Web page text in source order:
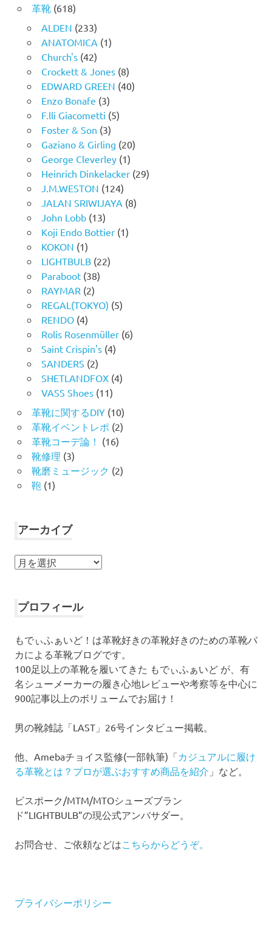
革靴(618)
ALDEN (233)
ANATOMICA (1)
Church's(42)
Crockett & Jones(8)
EDWARD GREEN (40)
Enzo Bonafe (3)
F.lli Giacometti (5)
Foster & Son (3)
Gaziano & Girling (20)
George Cleverley(1)
Heinrich Dinkelacker(29)
J.M.WESTON (124)
JALAN SRIWIJAYA (8)
John Lobb(13)
Koji Endo Bottier(1)
KOKON (1)
LIGHTBULB(22)
Paraboot(38)
RAYMAR (2)
REGAL(TOKYO) (5)
RENDO(4)
Rolis Rosenmüller(6)
Saint Crispin's(4)
SANDERS (2)
SHETLANDFOX(4)
VASS Shoes(11)
革靴に関するDIY(10)
革靴イベントレポ (2)
革靴コーデ論！ (16)
靴修理 (3)
靴磨ミュージック (2)
鞄 (1)
アーカイブ
ア
イ
プロフィール
もでぃふぁいど！は革靴好きの革靴好きのための革靴バ
カによる革靴ブログです。
100足以上の革靴を履いてきた もでぃふぁいど が、有
名シューメーカーの履き心地レビューや考察等を中心に
900記事以上のボリュームでお届け！
男の靴雑誌「LAST」26号インタビュー掲載。
他、Amebaチョイス監修(一部執筆)「カジュアルに履け
る革靴とは？プロが選ぶおすすめ商品を紹介 」など。
ビスポーク/MTM/MTOシューズブラン
ド”LIGHTBULB”の現公式アンバサダー。
お問合せ、ご依頼などは こちらからどうぞ。
プライバシーポリシー